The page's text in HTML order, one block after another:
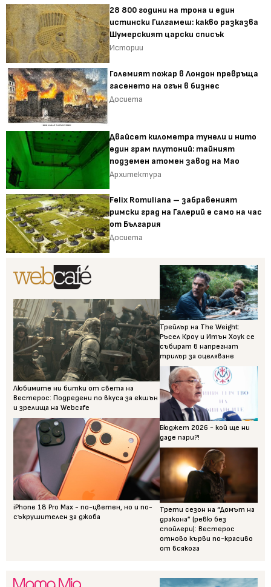
28 800 години на трона и един
истински Гилгамеш: какво разказва
Шумерският царски списък
Истории
Големият пожар в Лондон превръща
гасенето на огън в бизнес
Досиета
Двайсет километра тунели и нито
един грам плутоний: тайният
подземен атомен завод на Мао
Архитектура
Felix Romuliana – забравеният
римски град на Галерий е само на час
от България
Досиета
Любимите ни битки от света на
Вестерос: Подредени по вкуса за екшън
и зрелища на Webcafe
iPhone 18 Pro Max - по-цветен, но и по-
съкрушителен за джоба
Трейлър на The Weight:
Ръсел Кроу и Итън Хоук се
събират в напрегнат
трилър за оцеляване
Бюджет 2026 - кой ще ни
даде пари?!
Трети сезон на “Домът на
дракона” (ревю без
спойлери): Вестерос
отново кърви по-красиво
от всякога